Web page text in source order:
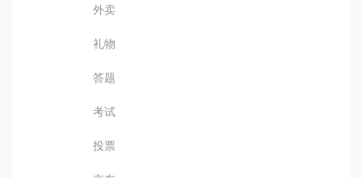
外卖
礼物
答题
考试
投票